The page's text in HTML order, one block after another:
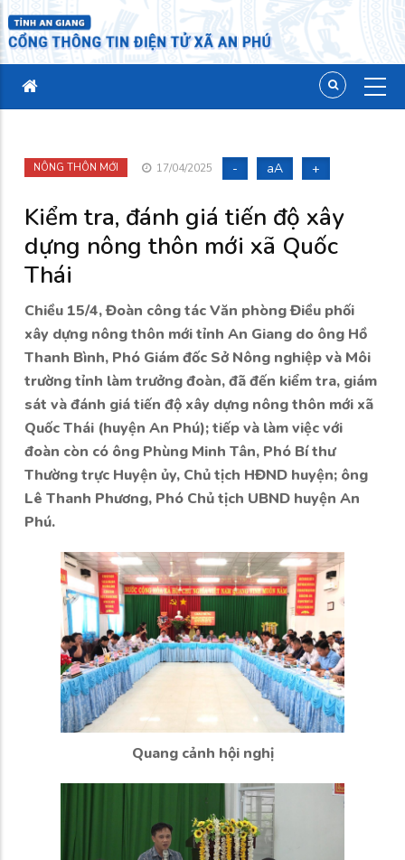
NÔNG THÔN MỚI 17/04/2025 - aA +
Kiểm tra, đánh giá tiến độ xây
dựng nông thôn mới xã Quốc
Thái
Chiều 15/4, Đoàn công tác Văn phòng Điều phối
xây dựng nông thôn mới tỉnh An Giang do ông Hồ
Thanh Bình, Phó Giám đốc Sở Nông nghiệp và Môi
trường tỉnh làm trưởng đoàn, đã đến kiểm tra, giám
sát và đánh giá tiến độ xây dựng nông thôn mới xã
Quốc Thái (huyện An Phú); tiếp và làm việc với
đoàn còn có ông Phùng Minh Tân, Phó Bí thư
Thường trực Huyện ủy, Chủ tịch HĐND huyện; ông
Lê Thanh Phương, Phó Chủ tịch UBND huyện An
Phú.
Quang cảnh hội nghị